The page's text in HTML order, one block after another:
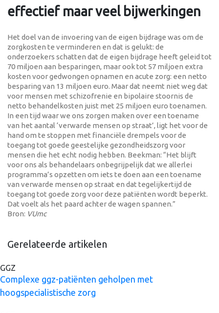
effectief maar veel bijwerkingen
Het doel van de invoering van de eigen bijdrage was om de
zorgkosten te verminderen en dat is gelukt: de
onderzoekers schatten dat de eigen bijdrage heeft geleid tot
70 miljoen aan besparingen, maar ook tot 57 miljoen extra
kosten voor gedwongen opnamen en acute zorg: een netto
besparing van 13 miljoen euro. Maar dat neemt niet weg dat
voor mensen met schizofrenie en bipolaire stoornis de
netto behandelkosten juist met 25 miljoen euro toenamen.
In een tijd waar we ons zorgen maken over een toename
van het aantal ‘verwarde mensen op straat’, ligt het voor de
hand om te stoppen met financiële drempels voor de
toegang tot goede geestelijke gezondheidszorg voor
mensen die het echt nodig hebben. Beekman: “Het blijft
voor ons als behandelaars onbegrijpelijk dat we allerlei
programma’s opzetten om iets te doen aan een toename
van verwarde mensen op straat en dat tegelijkertijd de
toegang tot goede zorg voor deze patiënten wordt beperkt.
Dat voelt als het paard achter de wagen spannen.”
Bron: VUmc
Gerelateerde artikelen
GGZ
Complexe ggz-patiënten geholpen met
hoogspecialistische zorg